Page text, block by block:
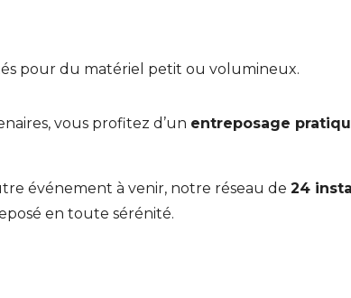
pour du matériel petit ou volumineux.
vous profitez d’un entreposage
événement à venir, notre réseau de 24
en toute sérénité.